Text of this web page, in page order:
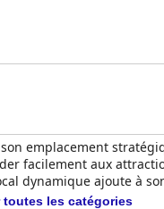
emplacement
facilement aux
dynamique ajoute à
toutes les catégories